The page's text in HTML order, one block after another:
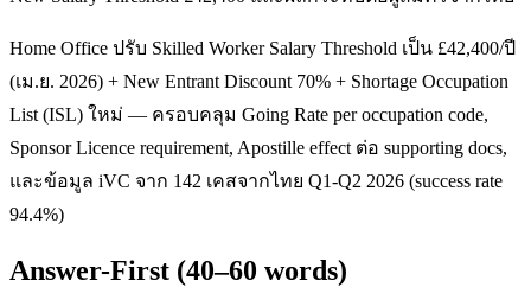
Home Office ปรับ Skilled Worker Salary Threshold เป็น £42,400/ปี
(เม.ย. 2026) + New Entrant Discount 70% + Shortage Occupation
List (ISL) ใหม่ — ครอบคลุม Going Rate per occupation code,
Sponsor Licence requirement, Apostille effect ต่อ supporting docs,
และข้อมูล iVC จาก 142 เคสจากไทย Q1-Q2 2026 (success rate
94.4%)
Answer-First (40–60 words)